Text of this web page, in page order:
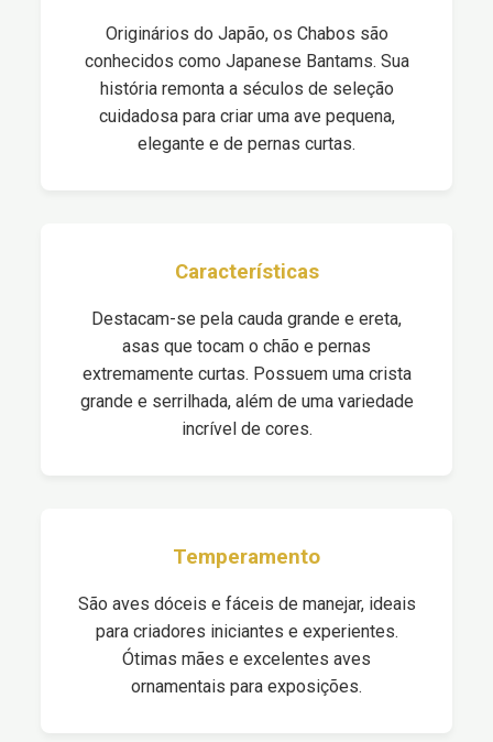
Originários do Japão, os Chabos são
conhecidos como Japanese Bantams. Sua
história remonta a séculos de seleção
cuidadosa para criar uma ave pequena,
elegante e de pernas curtas.
Características
Destacam-se pela cauda grande e ereta,
asas que tocam o chão e pernas
extremamente curtas. Possuem uma crista
grande e serrilhada, além de uma variedade
incrível de cores.
Temperamento
São aves dóceis e fáceis de manejar, ideais
para criadores iniciantes e experientes.
Ótimas mães e excelentes aves
ornamentais para exposições.